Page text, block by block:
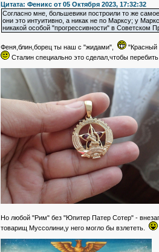
Цитата: Феникс от 05 Октября 2023, 17:32:32
Согласно мне, большевики построили то же
они это интуитивно, а никак не по Марксу; у
никакой особой "прогрессивности" в
Феня,блин,борец ты наш с "жидами",
"Красный
Сталин специально это сделал,чтобы
Но любой "Рим" без "Юпитер Патер Сотер" -
товарищ Муссолини,у него могло бы взлететь.